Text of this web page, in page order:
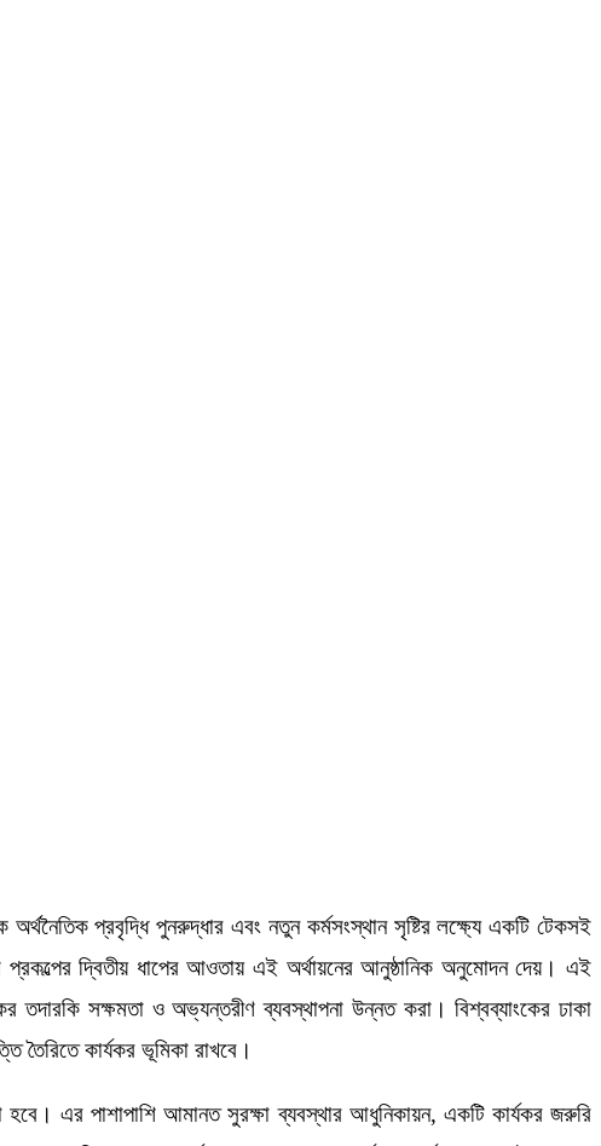
প্রবৃদ্ধি পুনরুদ্ধার এবং নতুন কর্মসংস্থান সৃষ্টির লক্ষ্যে একটি টেকসই
প্রকল্পের দ্বিতীয় ধাপের আওতায় এই অর্থায়নের আনুষ্ঠানিক অনুমোদন দেয়। এই
তদারকি সক্ষমতা ও অভ্যন্তরীণ ব্যবস্থাপনা উন্নত করা। বিশ্বব্যাংকের ঢাকা
তৈরিতে কার্যকর ভূমিকা রাখবে।
এর পাশাপাশি আমানত সুরক্ষা ব্যবস্থার আধুনিকায়ন, একটি কার্যকর জরুরি